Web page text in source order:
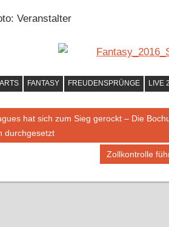
Veranstalter
FANTASY FREUDENSPRÜNGE LIVE
hat sich zum Sieg gerockt – Die
durchgesetzt
Nächster
Zollkontrolle